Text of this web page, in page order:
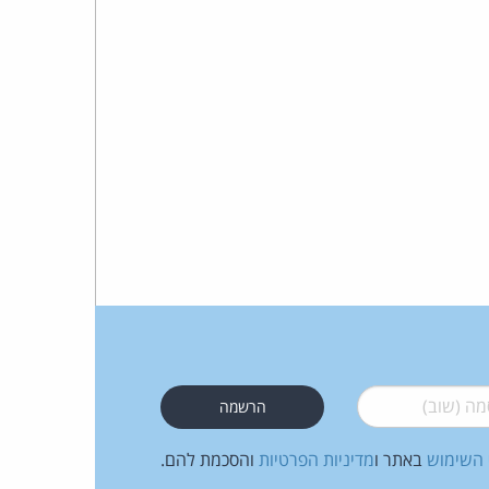
(שוב)*
השימוש באתר ומדיניות הפרטיות והסכמת להם.